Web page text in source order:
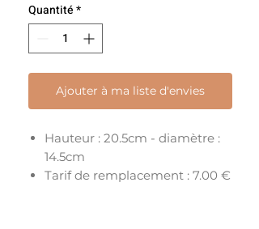
Quantité*
Ajouter à ma liste d'envies
Hauteur : 20.5cm - diamètre :
14.5cm
Tarif de remplacement : 7.00 €